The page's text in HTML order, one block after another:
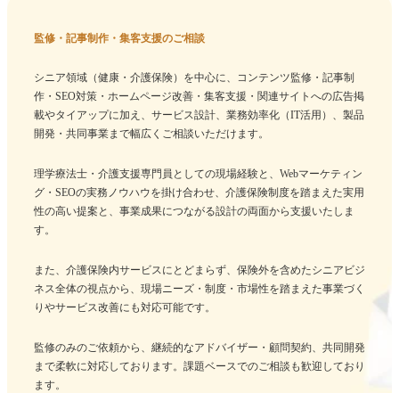
監修・記事制作・集客支援のご相談
シニア領域（健康・介護保険）を中心に、コンテンツ監修・記事制
作・SEO対策・ホームページ改善・集客支援・関連サイトへの広告掲
載やタイアップに加え、サービス設計、業務効率化（IT活用）、製品
開発・共同事業まで幅広くご相談いただけます。
理学療法士・介護支援専門員としての現場経験と、Webマーケティン
グ・SEOの実務ノウハウを掛け合わせ、介護保険制度を踏まえた実用
性の高い提案と、事業成果につながる設計の両面から支援いたしま
す。
また、介護保険内サービスにとどまらず、保険外を含めたシニアビジ
ネス全体の視点から、現場ニーズ・制度・市場性を踏まえた事業づく
りやサービス改善にも対応可能です。
監修のみのご依頼から、継続的なアドバイザー・顧問契約、共同開発
まで柔軟に対応しております。課題ベースでのご相談も歓迎しており
ます。